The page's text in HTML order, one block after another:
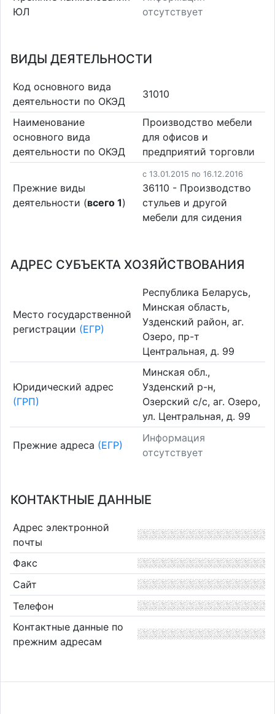
ЮЛ
отсутствует
ВИДЫ ДЕЯТЕЛЬНОСТИ
Код основного вида
деятельности по ОКЭД
31010
Наименование
основного вида
деятельности по ОКЭД
Производство мебели
для офисов и
предприятий торговли
Прежние виды
деятельности (всего 1)
c 13.01.2015 по 16.12.2016
36110 - Производство
стульев и другой
мебели для сидения
АДРЕС СУБЪЕКТА ХОЗЯЙСТВОВАНИЯ
Место государственной
регистрации (ЕГР)
Республика Беларусь,
Минская область,
Узденский район, аг.
Озеро, пр-т
Центральная, д. 99
Юридический адрес
(ГРП)
Минская обл.,
Узденский р-н,
Озерский с/с, аг. Озеро,
ул. Центральная, д. 99
Прежние адреса (ЕГР)
Информация
отсутствует
КОНТАКТНЫЕ ДАННЫЕ
Адрес электронной
почты
Факс
Сайт
Телефон
Контактные данные по
прежним адресам